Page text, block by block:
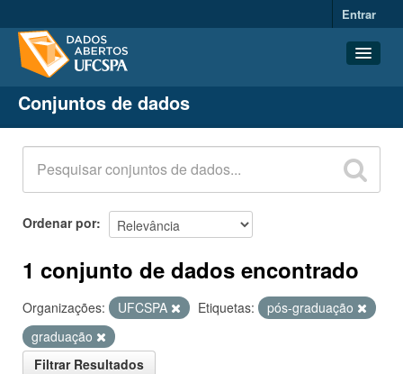
Entrar
Conjuntos de dados
Organizações
Grupos
Sobre
Conjuntos de dados
Ordenar por
1 conjunto de dados encontrado
Organizações: UFCSPA Etiquetas:
pós-graduação
graduação
Filtrar Resultados